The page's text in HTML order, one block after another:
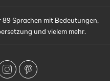
Sprachen mit Bedeutungen,
und vielem mehr.